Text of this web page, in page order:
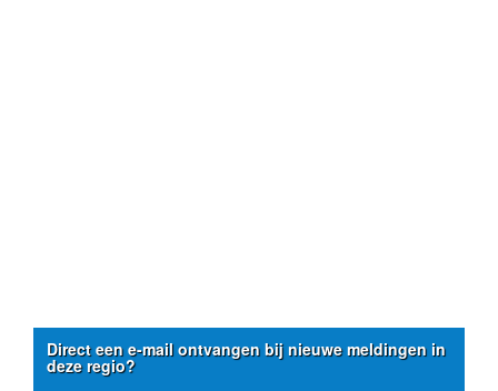
Direct een e-mail ontvangen bij nieuwe meldingen in
deze regio?